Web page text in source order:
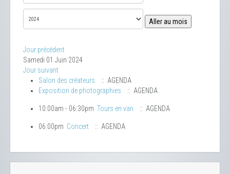
Aller au mois
Jour précédent
Samedi 01 Juin 2024
Jour suivant
Salon des créateurs
:: AGENDA
Exposition de photographies
:: AGENDA
10:00am - 06:30pm Tours en van :: AGENDA
06:00pm Concert :: AGENDA